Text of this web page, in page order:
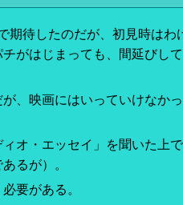
待したのだが、初見時は
がはじまっても、間延びし
映画にはいっていけなか
・エッセイ」を聞いた上
るが）。
要がある。